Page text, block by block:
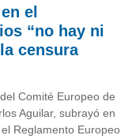
el
“no hay ni
censura
Comité Europeo de
Aguilar, subrayó en
Reglamento Europeo